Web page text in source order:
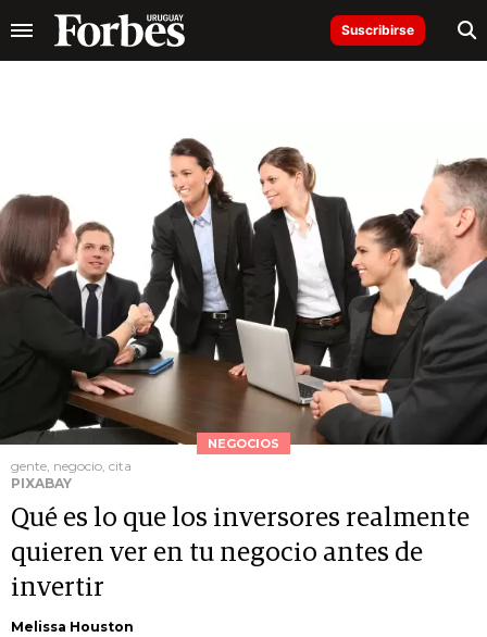
Suscribirse
NEGOCIOS
gente, negocio, cita
PIXABAY
Qué es lo que los inversores realmente
quieren ver en tu negocio antes de
invertir
Melissa Houston